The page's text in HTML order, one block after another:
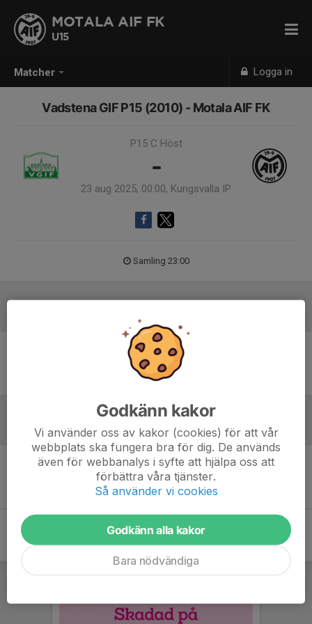
Matcher Logga in
MOTALA AIF FK
U15
Vadstena GIF P15 (2010) - Motala AIF FK
P15 C Höst
-
23 aug 2025, 00:00, Kungsvalla IP
Samling 23:00
Ingen uppställning ifylld
Referat
Inget referat skrivet
Godkänn kakor
Vi använder oss av kakor (cookies) för att vår
webbplats ska fungera bra för dig. De används
även för webbanalys i syfte att hjälpa oss att
förbättra våra tjänster.
Så använder vi cookies
Godkänn alla kakor
Bara nödvändiga